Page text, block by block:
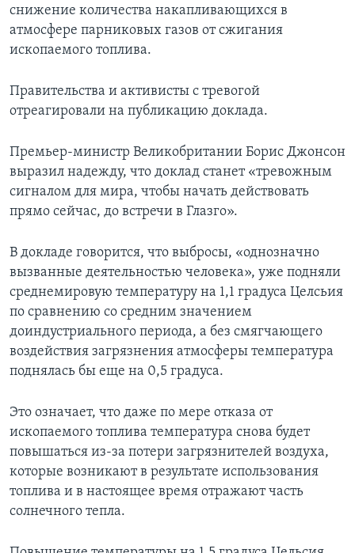
снижение количества накапливающихся в
атмосфере парниковых газов от сжигания
ископаемого топлива.
Правительства и активисты с тревогой
отреагировали на публикацию доклада.
Премьер-министр Великобритании Борис Джонсон
выразил надежду, что доклад станет «тревожным
сигналом для мира, чтобы начать действовать
прямо сейчас, до встречи в Глазго».
В докладе говорится, что выбросы, «однозначно
вызванные деятельностью человека», уже подняли
среднемировую температуру на 1,1 градуса Целсьия
по сравнению со средним значением
доиндустриального периода, а без смягчающего
воздействия загрязнения атмосферы температура
поднялась бы еще на 0,5 градуса.
Это означает, что даже по мере отказа от
ископаемого топлива температура снова будет
повышаться из-за потери загрязнителей воздуха,
которые возникают в результате использования
топлива и в настоящее время отражают часть
солнечного тепла.